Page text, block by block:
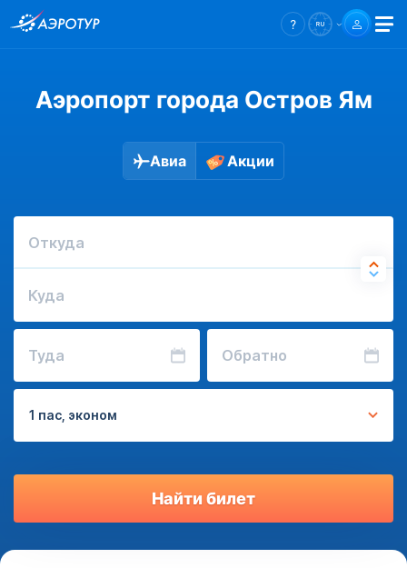
Аэропорт города Остров Ям
Авиа Акции
Откуда
Куда
Туда Обратно
1 пас, эконом
Найти билет